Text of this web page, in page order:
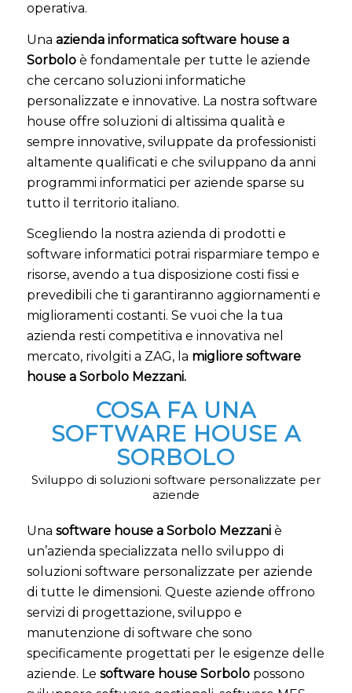
operativa.
Una azienda informatica software house a
Sorboloè fondamentale per tutte le aziende
che cercano soluzioni informatiche
personalizzate e innovative. La nostra software
house offre soluzioni di altissima qualità e
sempre innovative, sviluppate da professionisti
altamente qualificati e che sviluppano da anni
programmi informatici per aziende sparse su
tutto il territorio italiano.
Scegliendo la nostra azienda di prodotti e
software informatici potrai risparmiare tempo e
risorse, avendo a tua disposizione costi fissi e
prevedibili che ti garantiranno aggiornamenti e
miglioramenti costanti. Se vuoi che la tua
azienda resti competitiva e innovativa nel
mercato, rivolgiti a ZAG, la migliore software
house a Sorbolo Mezzani.
COSA FA UNA
SOFTWARE HOUSE A
SORBOLO
Sviluppo di soluzioni software personalizzate per
aziende
Una software house a Sorbolo Mezzaniè
un’azienda specializzata nello sviluppo di
soluzioni software personalizzate per aziende
di tutte le dimensioni. Queste aziende offrono
servizi di progettazione, sviluppo e
manutenzione di software che sono
specificamente progettati per le esigenze delle
aziende. Le software house Sorbolopossono